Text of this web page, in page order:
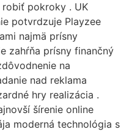
pokroky . UK
potvrdzuje Playzee
najmä prísny
zahŕňa prísny finančný
na
nad reklama
hry realizácia .
šírenie online
moderná technológia s